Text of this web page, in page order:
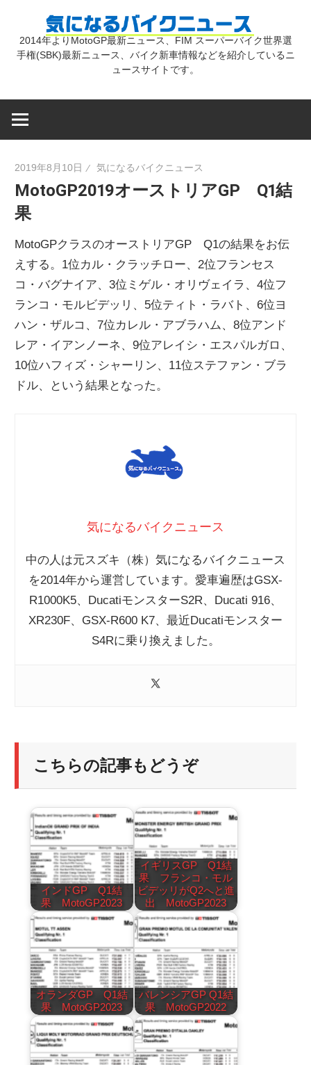
気
バ
イ
ク
ニ
ュ
2014年よりMotoGP最新ニュース、FIM スーパーバイク世界選
手権(SBK)最新ニュース、バイク新車情報などを紹介しているニ
ュースサイトです。
2019年8月10日 気になるバイクニュース
MotoGP2019オーストリアGP Q1結
果
MotoGPクラスのオーストリアGP Q1の結果をお伝
えする。1位カル・クラッチロー、2位フランセス
コ・バグナイア、3位ミゲル・オリヴェイラ、4位フ
ランコ・モルビデッリ、5位ティト・ラバト、6位ヨ
ハン・ザルコ、7位カレル・アブラハム、8位アンド
レア・イアンノーネ、9位アレイシ・エスパルガロ、
10位ハフィズ・シャーリン、11位ステファン・ブラ
ドル、という結果となった。
気になるバイクニュース
中の人は元スズキ（株）気になるバイクニュース
を2014年から運営しています。愛車遍歴はGSX-
R1000K5、DucatiモンスターS2R、Ducati 916、
XR230F、GSX-R600 K7、最近Ducatiモンスター
S4Rに乗り換えました。
こちらの記事もどうぞ
インドGP Q1結
果 MotoGP2023
イギリスGP Q1結
果 フランコ・モル
ビデッリがQ2へと進
出 MotoGP2023
オランダGP Q1結
果 MotoGP2023
バレンシアGP Q1結
果 MotoGP2022